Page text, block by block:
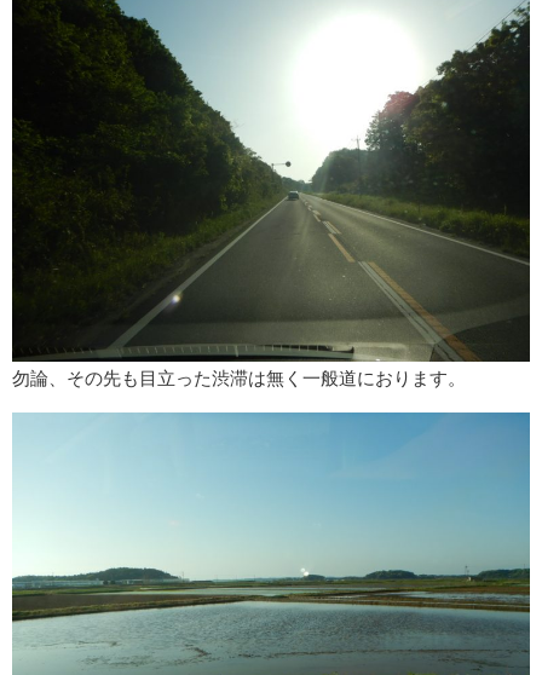
勿論、その先も目立った渋滞は無く一般道におります。